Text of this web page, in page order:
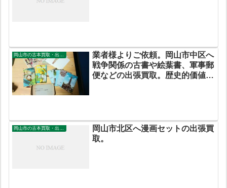
岡山市の古本買取・出張買取
業者様よりご依頼。岡山市中区へ
戦争関係の古書や絵葉書、軍事郵
便などの出張買取。歴史的価値の
岡山市の古本買取・出張買取
岡山市北区へ漫画セットの出張買
取。